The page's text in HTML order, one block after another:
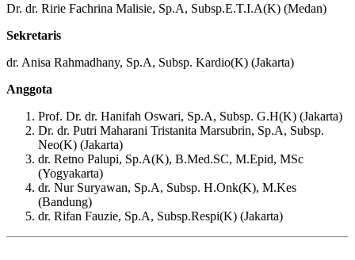
Dr. dr. Ririe Fachrina Malisie, Sp.A, Subsp.Ε.Τ.Ι.Α(Κ) (Medan)
Sekretaris
dr. Anisa Rahmadhany, Sp.A, Subsp. Kardio(K) (Jakarta)
Anggota
Prof. Dr. dr. Hanifah Oswari, Sp.A, Subsp. G.H(K) (Jakarta)
Dr. dr. Putri Maharani Tristanita Marsubrin, Sp.A, Subsp.
Neo(K) (Jakarta)
dr. Retno Palupi, Sp.A(K), B.Med.SC, M.Epid, MSc
(Yogyakarta)
dr. Nur Suryawan, Sp.A, Subsp. H.Onk(K), M.Kes
(Bandung)
dr. Rifan Fauzie, Sp.A, Subsp.Respi(K) (Jakarta)